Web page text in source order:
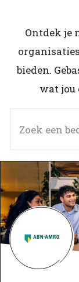
Ontdek je
bieden.
wat
Zoek een